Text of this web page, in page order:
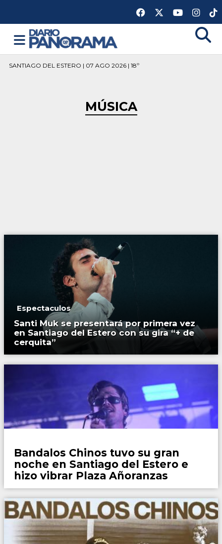
SANTIAGO DEL ESTERO | 07 AGO 2026 | 18º
MÚSICA
Espectaculos
Santi Muk se presentará por primera vez
en Santiago del Estero con su gira “+ de
cerquita”
Bandalos Chinos tuvo su gran
noche en Santiago del Estero e
hizo vibrar Plaza Añoranzas